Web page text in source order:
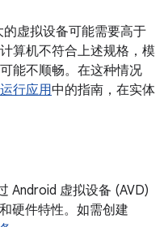
虚拟设备可能需要高于
算机不符合上述规格，模
能不顺畅。在这种情况
行应用中的指南，在实体
Android 虚拟设备 (AVD)
硬件特性。 如需创建